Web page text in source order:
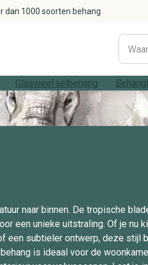
dan 1000 soorten behang
Glasweefselbehang
naar binnen. De tropische
een unieke uitstraling. Of je nu
een subtieler ontwerp, deze stijl
is ideaal voor de